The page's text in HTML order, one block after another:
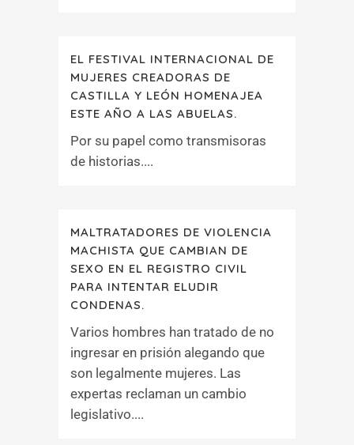
EL FESTIVAL INTERNACIONAL DE
MUJERES CREADORAS DE
CASTILLA Y LEÓN HOMENAJEA
ESTE AÑO A LAS ABUELAS.
Por su papel como transmisoras
de historias....
MALTRATADORES DE VIOLENCIA
MACHISTA QUE CAMBIAN DE
SEXO EN EL REGISTRO CIVIL
PARA INTENTAR ELUDIR
CONDENAS.
Varios hombres han tratado de no
ingresar en prisión alegando que
son legalmente mujeres. Las
expertas reclaman un cambio
legislativo....